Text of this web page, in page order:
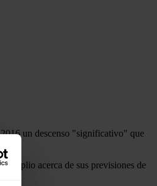
un descenso "significativo" que
amplio acerca de sus previsiones de